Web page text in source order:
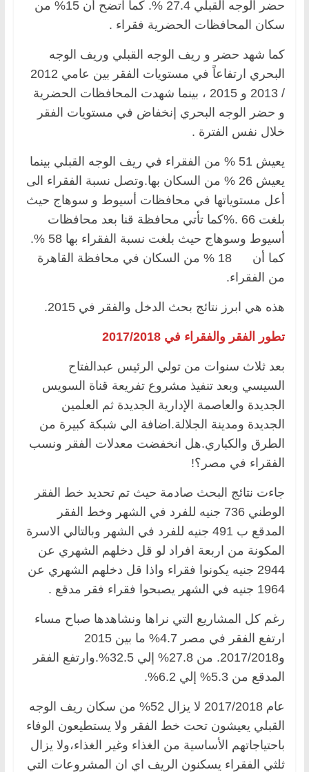
حضر الوجه القبلي 27.4 %. كما اتضح أن 15% من
سكان المحافظات الحضرية فقراء .
كما شهد حضر و ريف الوجه القبلي وريف الوجه
البحري ارتفاعاً في مستويات الفقر بين عامي 2012
/ 2013 و 2015 ، بينما شهدت المحافظات الحضرية
و حضر الوجه البحري إنخفاض في مستويات الفقر
خلال نفس الفترة .
يعيش 51 % من الفقراء في ريف الوجه القبلي بينما
يعيش 26 % من السكان بها.وتصل نسبة الفقراء الى
أعل مستوياتها في محافظات أسيوط و سوهاج حيث
بلغت 66 .%كما تأتي محافظة قنا بعد محافظات
أسيوط وسوهاج حيث بلغت نسبة الفقراء بها 58 %.
كما أن 18 % من السكان في محافظة القاهرة
من الفقراء.
هذه هي ابرز نتائج بحث الدخل والفقر في 2015.
تطور الفقر والفقراء في 2017/2018
بعد ثلاث سنوات من تولي الرئيس عبدالفتاح
السيسي وبعد تنفيذ مشروع تفريعة قناة السويس
الجديدة والعاصمة الإدارية الجديدة ثم العلمين
الجديدة ومدينة الجلالة.اضافة الي شبكة كبيرة من
الطرق والكباري.هل انخفضت معدلات الفقر ونسب
الفقراء في مصر؟!
جاءت نتائج البحث صادمة حيث تم تحديد خط الفقر
الوطني 736 جنيه للفرد في الشهر وخط الفقر
المدقع ب 491 جنيه للفرد في الشهر وبالتالي الاسرة
المكونة من اربعة افراد لو قل دخلهم الشهري عن
2944 جنيه يكونوا فقراء واذا قل دخلهم الشهري عن
1964 جنيه في الشهر يصبحوا فقراء فقر مدقع .
رغم كل المشاريع التي نراها ونشاهدها صباح مساء
ارتفع الفقر في مصر 4.7% ما بين 2015
و2017/2018. من 27.8% إلي 32.5%.وارتفع الفقر
المدقع من 5.3% إلي 6.2%.
عام 2017/2018 لا يزال 52% من سكان ريف الوجه
القبلي يعيشون تحت خط الفقر ولا يستطيعون الوفاء
باحتياجاتهم الأساسية من الغذاء وغير الغذاء،ولا يزال
ثلثي الفقراء يسكنون الريف اي ان المشروعات التي